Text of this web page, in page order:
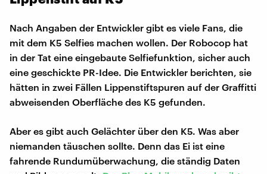
Nach Angaben der Entwickler gibt es viele Fans, die
mit dem K5 Selfies machen wollen. Der Robocop hat
in der Tat eine eingebaute Selfiefunktion, sicher auch
eine geschickte PR-Idee. Die Entwickler berichten, sie
hätten in zwei Fällen Lippenstiftspuren auf der Graffitti
abweisenden Oberfläche des K5 gefunden.
Aber es gibt auch Gelächter über den K5. Was aber
niemanden täuschen sollte. Denn das Ei ist eine
fahrende Rundumüberwachung, die ständig Daten